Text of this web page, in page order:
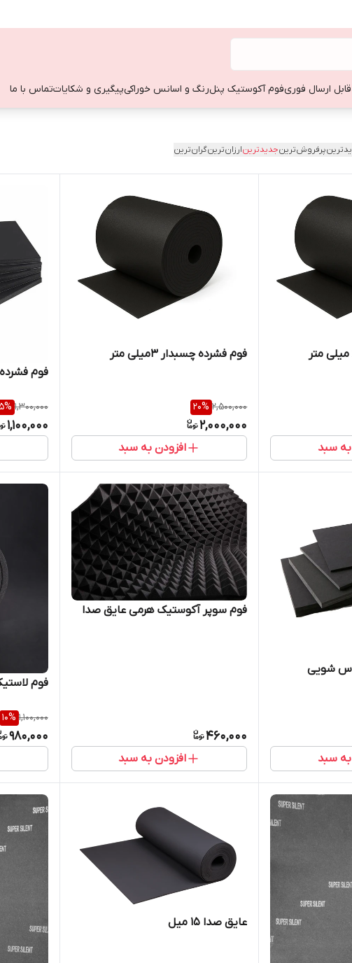
ارسال فوریفوم آکوستیک پنلرنگ و اسانس خوراکیپیگیری و شکایاتتماس با ما
پرفروش‌ترینجدیدترینارزان‌ترینگران‌ترین
به سبد
فوم فشرده چسبدار ۳میلی متر
2,500,000
20%
2,000,000
افزودن به سبد
فوم فشرده
1,300,000
%
1,100,000
شویی
به سبد
فوم سوپر آکوستیک هرمی عایق صدا
460,000
افزودن به سبد
فوم
1,100,000
10%
980,000
عایق‌ صدا 15 میل